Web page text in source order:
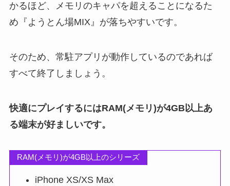
かるほど、メモリのキャパを超えることになるた
め『ようとん場MIX』が落ちやすいです。
そのため、常駐アプリが動作しているのであれば
すべて終了しましょう。
快適にプレイするにはRAM(メモリ)が4GB以上あ
る端末が好ましいです。
RAM(メモリ)が4GB以上のシリーズ
iPhone XS/XS Max